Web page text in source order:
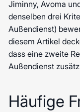
Jiminny, Avoma
denselben drei
Außendienst)
diesem Artikel
dass eine zweite
Außendienst
Häufige